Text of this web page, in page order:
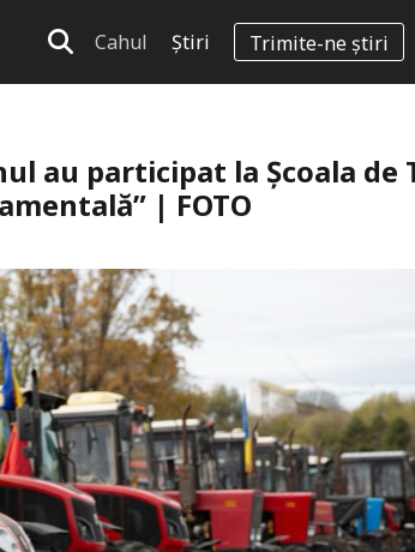
Cahul Știri Trimite-ne știri
au participat la Școala de
| FOTO